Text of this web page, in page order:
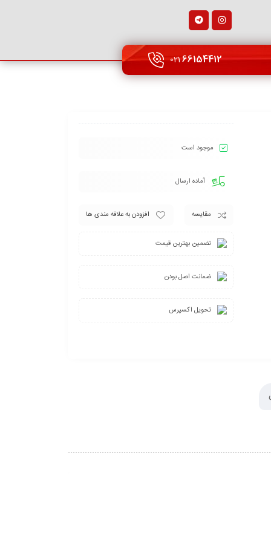
66154412
021
موجود است
آماده ارسال
مقایسه افزودن به علاقه مندی ها
تضمین بهترین قیمت
ضمانت اصل بودن
تحویل اکسپرس